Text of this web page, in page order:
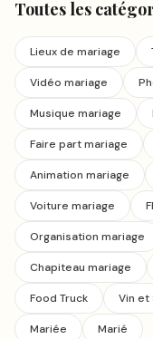
Toutes les
Lieux de mariage
Vidéo mariage
Musique mariage
Faire part mariage
Animation mariage
Voiture mariage
Organisation mariage
Chapiteau mariage
Food Truck Vin et
Mariée Marié